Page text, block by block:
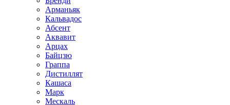
Арманьяк
Кальвадос
Абсент
Аквавит
Арцах
Байцзю
Граппа
Дистиллят
Кашаса
Марк
Мескаль